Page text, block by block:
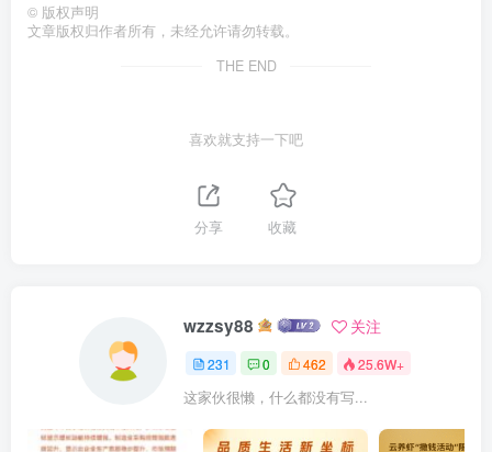
© 版权声明
文章版权归作者所有，未经允许请勿转载。
THE END
喜欢就支持一下吧
分享 收藏
wzzsy88 关注
231 0 462 25.6W+
这家伙很懒，什么都没有写...